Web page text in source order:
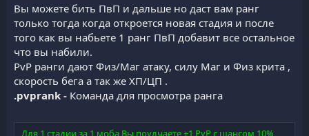
Вы можете бить ПвП и дальше но даст вам ранг
только тогда когда откроется новая стадия и после
того как вы набьете 1 ранг ПвП добавит все остальное
что вы набили.
PvP ранги дают Физ/Маг атаку, силу Маг и Физ крита ,
скорость бега а так же ХП/ЦП .
.pvprank - Команда для просмотра ранга
Для 1 стадии за 1 моба Вы поулчаете +1 PvP с шансом 10%